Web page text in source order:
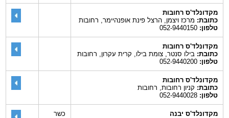
מקדונלד'ס רחובות
כתובת:מרכז ויצמן, הרצל פינת אופנהיימר, רחובות
טלפון:052-9440150
מקדונלד'ס רחובות
כתובת:בילו סנטר, צומת בילו, קרית עקרון, רחובות
טלפון:052-9440200
מקדונלד'ס רחובות
כתובת:קניון רחובות, רחובות
טלפון:052-9440028
מקדונלד'ס יבנה
כשר